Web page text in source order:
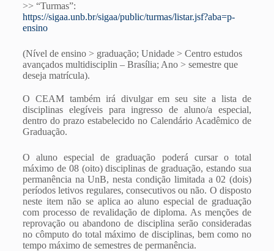
>> “Turmas”:
https://sigaa.unb.br/sigaa/public/turmas/listar.jsf?aba=p-
ensino
(Nível de ensino > graduação; Unidade > Centro estudos
avançados multidisciplin – Brasília; Ano > semestre que
deseja matrícula).
O CEAM também irá divulgar em seu site a lista de
disciplinas elegíveis para ingresso de aluno/a especial,
dentro do prazo estabelecido no Calendário Acadêmico de
Graduação.
O aluno especial de graduação poderá cursar o total
máximo de 08 (oito) disciplinas de graduação, estando sua
permanência na UnB, nesta condição limitada a 02 (dois)
períodos letivos regulares, consecutivos ou não. O disposto
neste item não se aplica ao aluno especial de graduação
com processo de revalidação de diploma. As menções de
reprovação ou abandono de disciplina serão consideradas
no cômputo do total máximo de disciplinas, bem como no
tempo máximo de semestres de permanência.